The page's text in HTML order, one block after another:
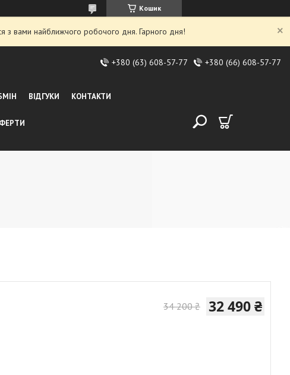
Кошик
вами найближчого робочого дня. Гарного дня!
+380 (63) 608-57-77 +380 (66) 608-57-77
ВІДГУКИ КОНТАКТИ
34 200 ₴ 32 490 ₴